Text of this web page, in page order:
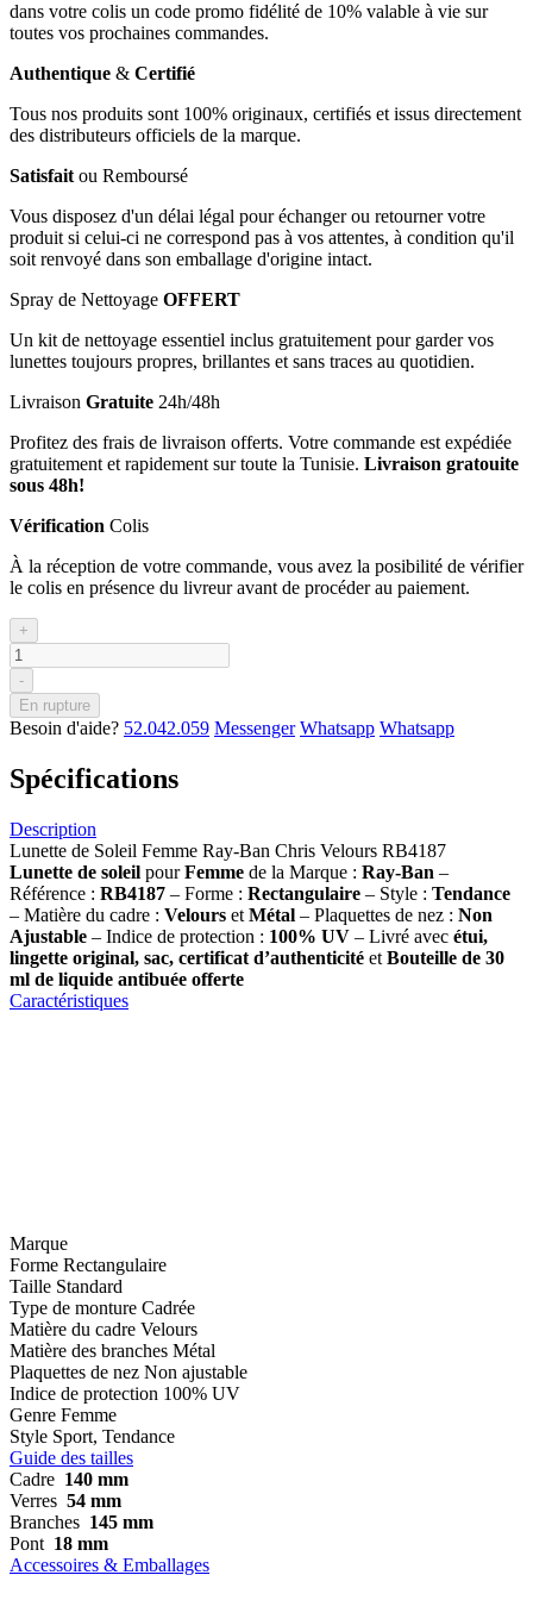
dans votre colis un code promo fidélité de 10% valable à vie sur
toutes vos prochaines commandes.
Authentique & Certifié
Tous nos produits sont 100% originaux, certifiés et issus directement
des distributeurs officiels de la marque.
Satisfait ou Remboursé
Vous disposez d'un délai légal pour échanger ou retourner votre
produit si celui-ci ne correspond pas à vos attentes, à condition qu'il
soit renvoyé dans son emballage d'origine intact.
Spray de Nettoyage OFFERT
Un kit de nettoyage essentiel inclus gratuitement pour garder vos
lunettes toujours propres, brillantes et sans traces au quotidien.
Livraison Gratuite 24h/48h
Profitez des frais de livraison offerts. Votre commande est expédiée
gratuitement et rapidement sur toute la Tunisie. Livraison gratouite
sous 48h!
Vérification Colis
À la réception de votre commande, vous avez la posibilité de vérifier
le colis en présence du livreur avant de procéder au paiement.
+
-
En rupture
Besoin d'aide? 52.042.059 Messenger Whatsapp Whatsapp
Spécifications
Description
Lunette de Soleil Femme Ray-Ban Chris Velours RB4187
Lunette de soleil pourFemme de la Marque : Ray-Ban –
Référence : RB4187 – Forme : Rectangulaire – Style : Tendance
– Matière du cadre : Velours et Métal – Plaquettes de nez : Non
Ajustable – Indice de protection : 100% UV – Livré avec étui,
lingette original, sac, certificat d’authenticité et Bouteille de 30
ml de liquide antibuée offerte
Caractéristiques
Marque
Forme Rectangulaire
Taille Standard
Type de monture Cadrée
Matière du cadre Velours
Matière des branches Métal
Plaquettes de nez Non ajustable
Indice de protection 100% UV
Genre Femme
Style Sport, Tendance
Guide des tailles
Cadre 140 mm
Verres 54 mm
Branches 145 mm
Pont 18 mm
Accessoires & Emballages